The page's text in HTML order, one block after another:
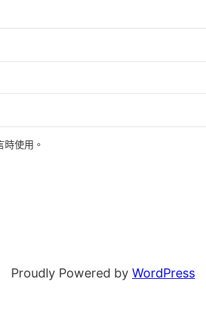
使用。
Proudly Powered by WordPress